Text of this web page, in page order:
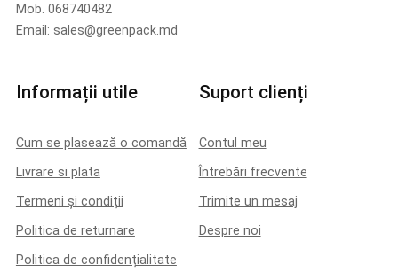
Mob. 068740482
Email: sales@greenpack.md
Informații utile
Cum se plasează o comandă
Livrare si plata
Termeni și condiții
Politica de returnare
Politica de confidențialitate
Suport clienți
Contul meu
Întrebări frecvente
Trimite un mesaj
Despre noi